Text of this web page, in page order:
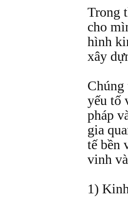
Trong
cho
hình
xây
yếu tố
pháp
gia
tế bền
vinh
1)